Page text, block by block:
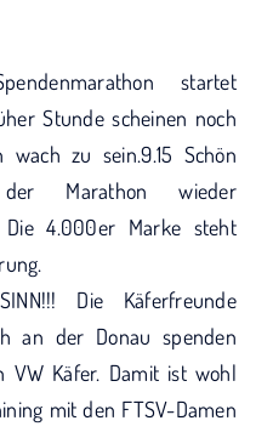
startet
Stunde scheinen noch
wach zu sein.9.15 Schön
Marathon wieder
Die 4.000er Marke steht
Die Käferfreunde
an der Donau spenden
VW Käfer. Damit ist wohl
mit den FTSV-Damen